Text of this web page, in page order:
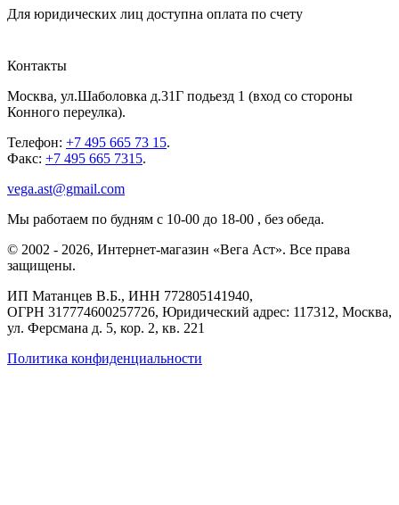
Для юридических лиц доступна оплата по счету
Контакты
Москва, ул.Шаболовка д.31Г подьезд 1 (вход со стороны
Конного переулка).
Телефон: +7 495 665 73 15.
Факс: +7 495 665 7315.
vega.ast@gmail.com
Мы работаем по будням с 10-00 до 18-00 , без обеда.
© 2002 - 2026, Интернет-магазин «Вега Аст». Все права
защищены.
ИП Матанцев В.Б., ИНН 772805141940,
ОГРН 317774600257726, Юридический адрес: 117312, Москва,
ул. Ферсмана д. 5, кор. 2, кв. 221
Политика конфиденциальности